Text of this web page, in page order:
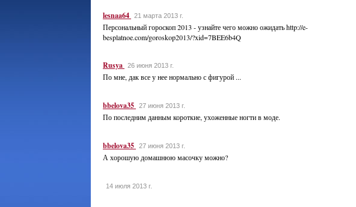
lesnaa64 21 марта 2013 г.
Персональный гороскоп 2013 - узнайте чего можно ожидать http://e-
besplatnoe.com/goroskop2013/?xid=7BEE6b4Q
Rusya 26 июня 2013 г.
По мне, дак все у нее нормально с фигурой ...
bbelova35 27 июня 2013 г.
По последним данным короткие, ухоженные ногти в моде.
bbelova35 27 июня 2013 г.
А хорошую домашнюю масочку можно?
14 июля 2013 г.